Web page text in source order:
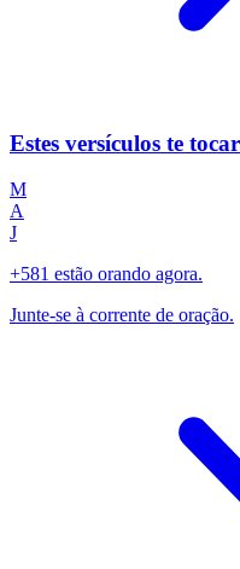
Estes versículos te
M
A
J
+581 estão orando agora.
Junte-se à corrente de oração.